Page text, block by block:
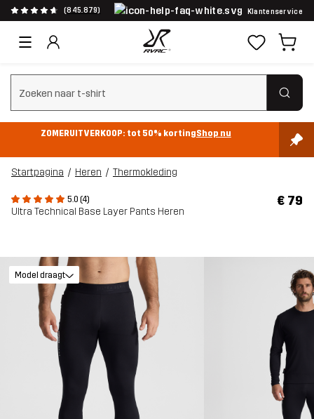
(845.879) Klantenservice
Zoeken wissen
ZOMERUITVERKOOP: tot 50% kortingShop nu
Startpagina Heren Thermokleding
5.0 (4)
Ultra Technical Base Layer Pants Heren
€ 79
Model draagt